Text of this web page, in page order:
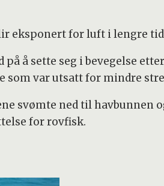
eksponert for luft i lengre
å sette seg i bevegelse
som var utsatt for mindre
svømte ned til havbunnen
for rovfisk.